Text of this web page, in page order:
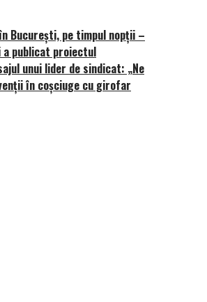
București, pe timpul nopții –
a publicat proiectul
unui lider de sindicat: „Ne
în coșciuge cu girofar